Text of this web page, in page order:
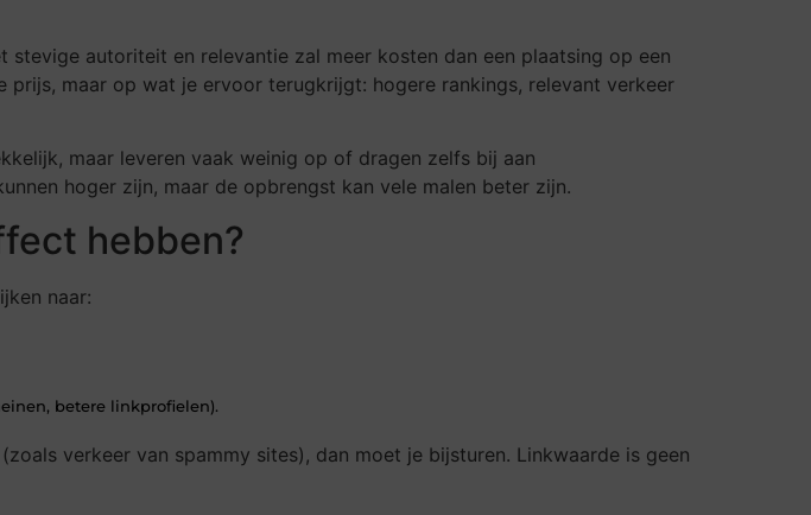
autoriteit en relevantie zal meer kosten dan een plaatsing op een
maar op wat je ervoor terugkrijgt: hogere rankings, relevant verkeer
maar leveren vaak weinig op of dragen zelfs bij aan
hoger zijn, maar de opbrengst kan vele malen beter zijn.
hebben?
naar:
betere linkprofielen).
verkeer van spammy sites), dan moet je bijsturen. Linkwaarde is geen